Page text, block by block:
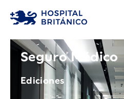
Seguro Médico
Ediciones